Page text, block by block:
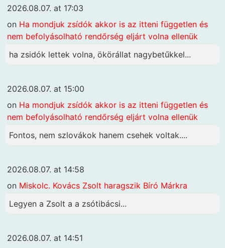
2026.08.07. at 17:03
on Ha mondjuk zsídók akkor is az itteni független és
nem befolyásolható rendőrség eljárt volna ellenük
ha zsidók lettek volna, ökörállat nagybetűkkel...
2026.08.07. at 15:00
on Ha mondjuk zsídók akkor is az itteni független és
nem befolyásolható rendőrség eljárt volna ellenük
Fontos, nem szlovákok hanem csehek voltak....
2026.08.07. at 14:58
on Miskolc. Kovács Zsolt haragszik Bíró Márkra
Legyen a Zsolt a a zsótibácsi...
2026.08.07. at 14:51